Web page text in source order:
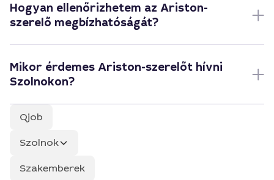
Hogyan ellenőrizhetem az Ariston-
szerelő megbízhatóságát?
Mikor érdemes Ariston-szerelőt hívni
Szolnokon?
Qjob
Szolnok
Szakemberek